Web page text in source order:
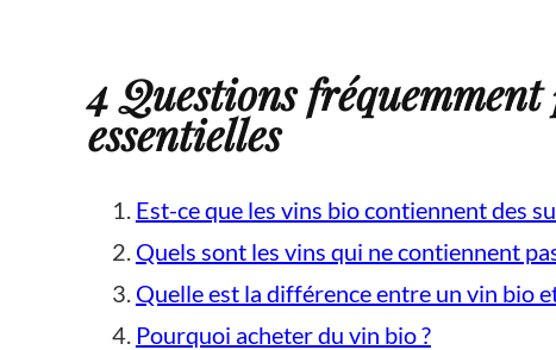
4 Questions
essentielles
Est-ce que les vins bio contiennent des
Quels sont les vins qui ne contiennent
Quelle est la différence entre un vin bio
Pourquoi acheter du vin bio ?